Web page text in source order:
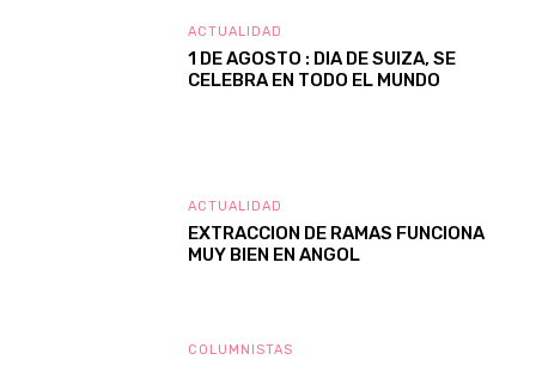
ACTUALIDAD
1 DE AGOSTO : DIA DE SUIZA, SE
CELEBRA EN TODO EL MUNDO
ACTUALIDAD
EXTRACCION DE RAMAS FUNCIONA
MUY BIEN EN ANGOL
COLUMNISTAS